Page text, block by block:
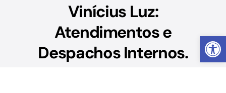
Abrir
Linhas de Crédito
Vinícius Luz:
Atendimentos e
Despachos Internos.